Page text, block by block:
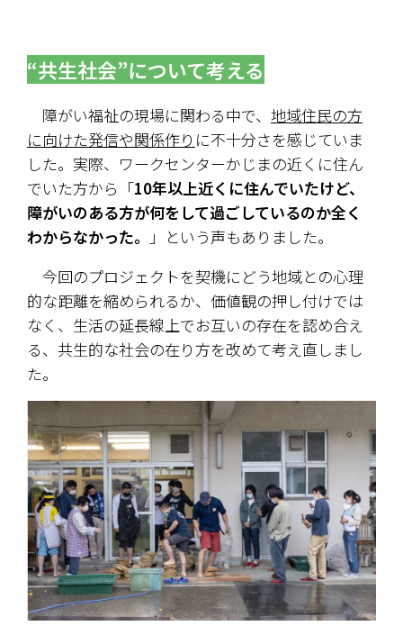
“共生社会”について考える
障がい福祉の現場に関わる中で、 地域住民の方
に向けた発信や関係作り に不十分さを感じていま
した。実際、ワークセンターかじまの近くに住ん
でいた方から「10年以上近くに住んでいたけど、
障がいのある方が何をして過ごしているのか全く
わからなかった。
」という声もありました。
今回のプロジェクトを契機にどう地域との心理
的な距離を縮められるか、価値観の押し付けでは
なく、生活の延長線上でお互いの存在を認め合え
る、共生的な社会の在り方を改めて考え直しまし
た。